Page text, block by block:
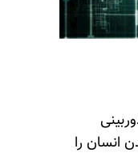
انسان را